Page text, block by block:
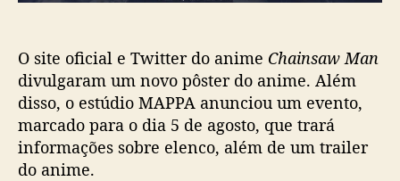
M
a
a
n
O site oficial e Twitter do anime Chainsaw Man
divulgaram um novo pôster do anime. Além
disso, o estúdio MAPPA anunciou um evento,
marcado para o dia 5 de agosto, que trará
informações sobre elenco, além de um trailer
do anime.